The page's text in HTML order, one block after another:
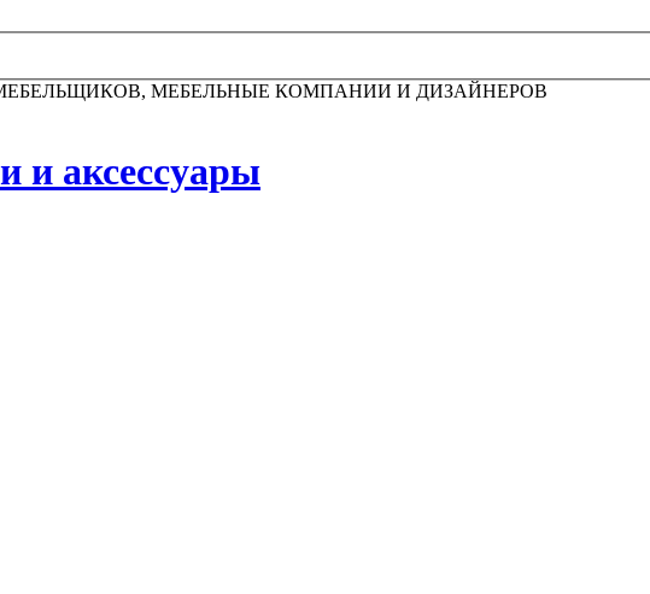
МЕБЕЛЬНЫЕ КОМПАНИИ И ДИЗАЙНЕРОВ